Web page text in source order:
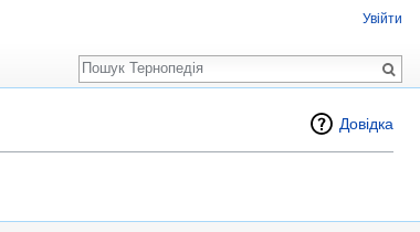
Довідка
Увійти
Пошук